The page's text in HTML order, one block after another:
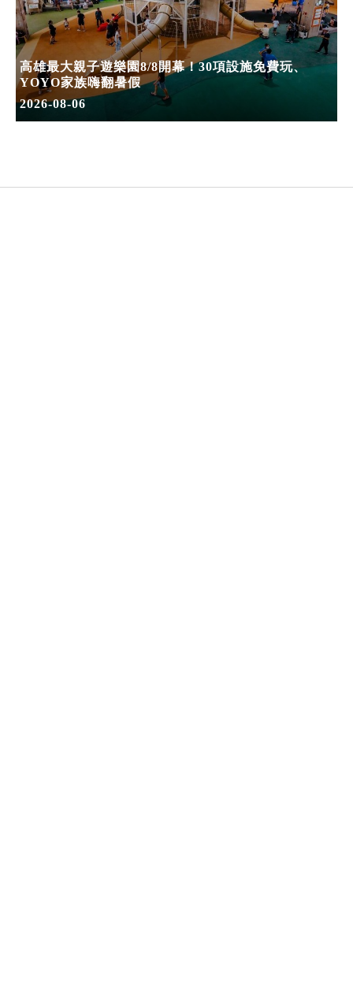
高雄最大親子遊樂園8/8開幕！30項設施免費玩、
YOYO家族嗨翻暑假
2026-08-06